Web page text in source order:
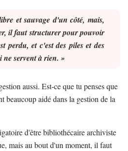
et sauvage d'un côté, mais,
il faut structurer pour pouvoir
perdu, et c'est des piles et des
ne servent à rien. »
aussi. Est-ce que tu penses que
beaucoup aidé dans la gestion de la
d'être bibliothécaire archiviste
mais au bout d'un moment, il faut